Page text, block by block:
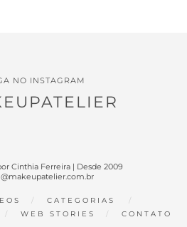
NO INSTAGRAM
Cinthia Ferreira | Desde 2009
CATEGORIAS
WEB STORIES CONTATO